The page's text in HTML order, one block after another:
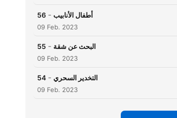
56 - أطفال الأنابيب
09 Feb. 2023
55 - البحث عن شقة
09 Feb. 2023
54 - التخدير السحري
09 Feb. 2023